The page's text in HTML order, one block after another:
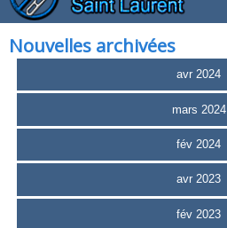
Nouvelles archivées
avr 2024
mars 2024
fév 2024
avr 2023
fév 2023